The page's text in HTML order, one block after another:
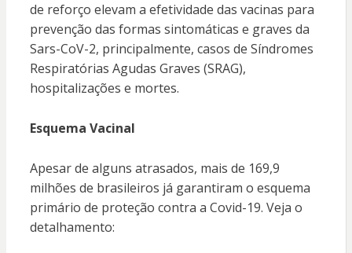
de reforço elevam a efetividade das vacinas para
prevenção das formas sintomáticas e graves da
Sars-CoV-2, principalmente, casos de Síndromes
Respiratórias Agudas Graves (SRAG),
hospitalizações e mortes.
Esquema Vacinal
Apesar de alguns atrasados, mais de 169,9
milhões de brasileiros já garantiram o esquema
primário de proteção contra a Covid-19. Veja o
detalhamento: